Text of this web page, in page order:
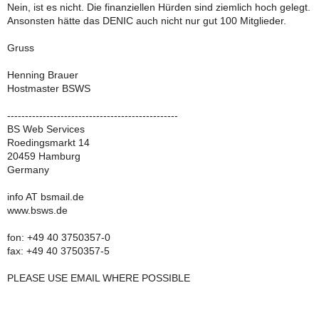
Nein, ist es nicht. Die finanziellen Hürden sind ziemlich hoch gelegt.
Ansonsten hätte das DENIC auch nicht nur gut 100 Mitglieder.
Gruss
Henning Brauer
Hostmaster BSWS
------------------------------------------------
BS Web Services
Roedingsmarkt 14
20459 Hamburg
Germany
info AT bsmail.de
www.bsws.de
fon: +49 40 3750357-0
fax: +49 40 3750357-5
PLEASE USE EMAIL WHERE POSSIBLE